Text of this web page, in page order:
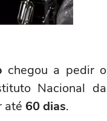
chegou a pedir o
Nacional da
até 60 dias.